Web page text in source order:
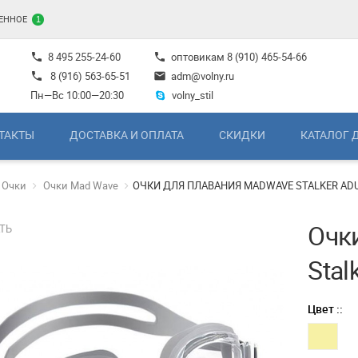
1
phone 8 495 255-24-60
phone
8 (916) 563-65-51
Пн—Вс 10:00—20:30
phone оптовикам 8 (910) 465-54-66
mail adm@volny.ru
volny_stil
ДОСТАВКА И ОПЛАТА СКИДКИ КАТАЛОГ
Очки Очки Mad Wave ОЧКИ ДЛЯ ПЛАВАНИЯ MADWAVE STALKER
Цвет ::